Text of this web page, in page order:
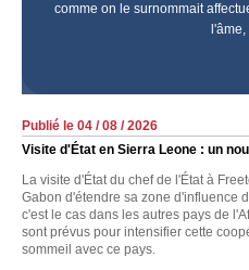
comme on le surnommait
Publié le 04 / 08 / 2026
Visite d'État en Sierra Leone : un
La visite d'État du chef de l'État à
Gabon d'étendre sa zone d'influence
c'est le cas dans les autres pays de
sont prévus pour intensifier cette
sommeil avec ce pays.